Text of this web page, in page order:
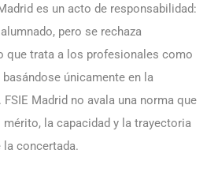
es un acto de responsabilidad:
pero se rechaza
que trata a los profesionales como
únicamente en la
Madrid no avala una norma que
la capacidad y la trayectoria
concertada.